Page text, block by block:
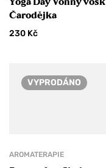
Čarodějka
230 Kč
VYPRODÁNO
AROMATERAPIE